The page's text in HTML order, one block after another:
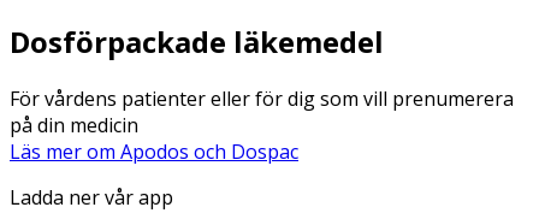
Dosförpackade läkemedel
För vårdens patienter eller för dig som vill prenumerera
på din medicin
Läs mer om Apodos och Dospac
Ladda ner vår app